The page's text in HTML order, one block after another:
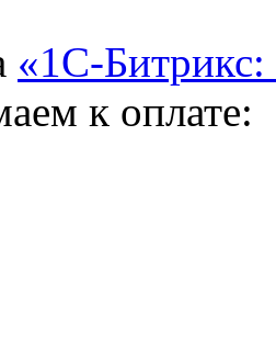
«1С-Битрикс:
к оплате: